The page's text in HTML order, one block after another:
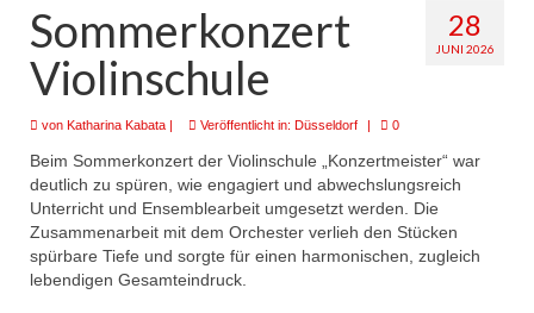
28
JUNI 2026
Sommerkonzert
Violinschule
von Katharina Kabata | Veröffentlicht in: Düsseldorf | 0
Beim Sommerkonzert der Violinschule „Konzertmeister“ war
deutlich zu spüren, wie engagiert und abwechslungsreich
Unterricht und Ensemblearbeit umgesetzt werden. Die
Zusammenarbeit mit dem Orchester verlieh den Stücken
spürbare Tiefe und sorgte für einen harmonischen, zugleich
lebendigen Gesamteindruck.